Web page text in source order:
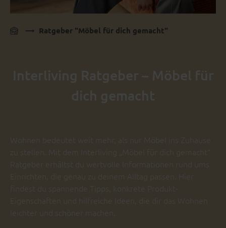
Ratgeber "Möbel für dich gemacht"
Interliving Ratgeber – Möbel für
dich gemacht
Wohnen bedeutet weit mehr, als nur Möbel ins Zuhause
zu stellen. Mit dem Interliving „Möbel für dich gemacht“
Ratgeber erhältst du wertvolle Informationen rund ums
Einrichten, die genau zu deinem Alltag passen. Hier
findest du spannende Tipps, konkrete Produkt-
Eigenschaften und hilfreiche Ideen, die dir das Wohnen
leichter und schöner machen.